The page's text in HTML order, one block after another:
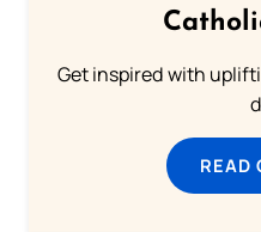
Get inspired with
READ